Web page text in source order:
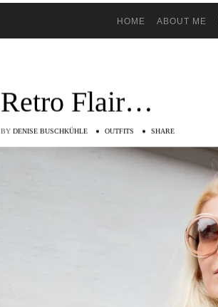
HOME ABOUT ME
Retro Flair…
BY DENISE BUSCHKÜHLE OUTFITS SHARE